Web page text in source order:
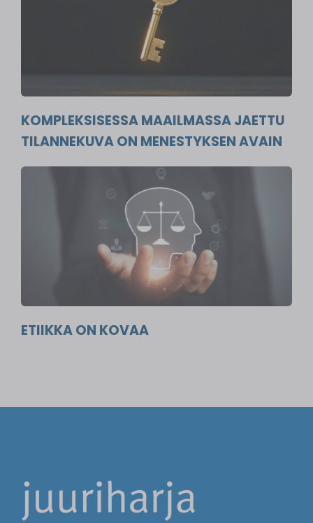
KOMPLEKSISESSA MAAILMASSA JAETTU
TILANNEKUVA ON MENESTYKSEN AVAIN
ETIIKKA ON KOVAA